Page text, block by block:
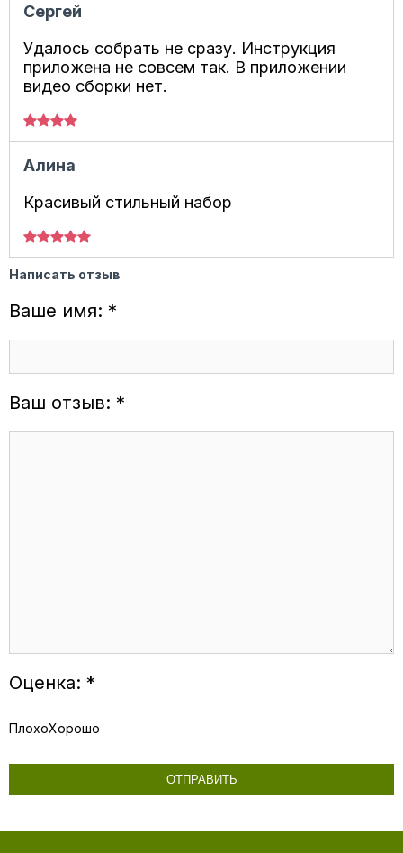
Сергей
Удалось собрать не сразу. Инструкция
приложена не совсем так. В приложении
видео сборки нет.
Алина
Красивый стильный набор
Написать отзыв
Ваше имя: *
Ваш отзыв: *
Оценка: *
ПлохоХорошо
ОТПРАВИТЬ